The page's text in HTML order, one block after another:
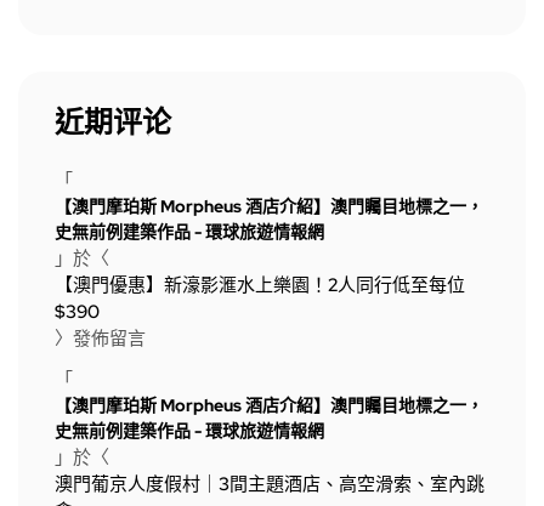
近期评论
「
【澳門摩珀斯 Morpheus 酒店介紹】澳門矚目地標之一，
史無前例建築作品 - 環球旅遊情報網
」於〈
【澳門優惠】新濠影滙水上樂園！2人同行低至每位
$390
〉發佈留言
「
【澳門摩珀斯 Morpheus 酒店介紹】澳門矚目地標之一，
史無前例建築作品 - 環球旅遊情報網
」於〈
澳門葡京人度假村｜3間主題酒店、高空滑索、室內跳